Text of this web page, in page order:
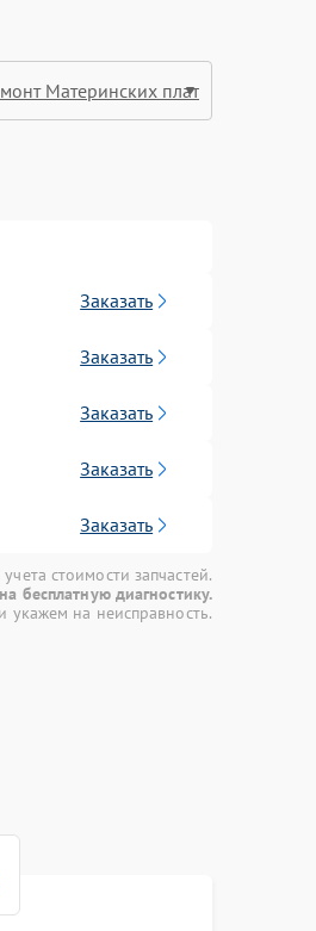
Заказать
Заказать
Заказать
Заказать
Заказать
стоимости запчастей.
бесплатную диагностику.
на неисправность.